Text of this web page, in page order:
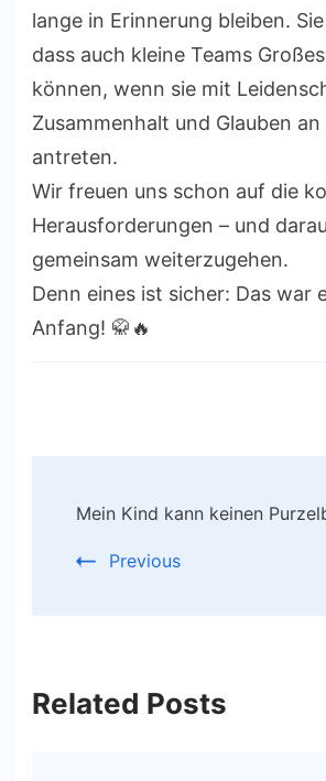
lange in Erinnerung bleiben.
dass auch kleine Teams
können, wenn sie mit
Zusammenhalt und Glauben
antreten.
Wir freuen uns schon auf die
Herausforderungen – und
gemeinsam weiterzugehen.
Denn eines ist sicher: Das war
Anfang! 🥋🔥
Navigation
Mein Kind kann keinen
Previous
Related Posts